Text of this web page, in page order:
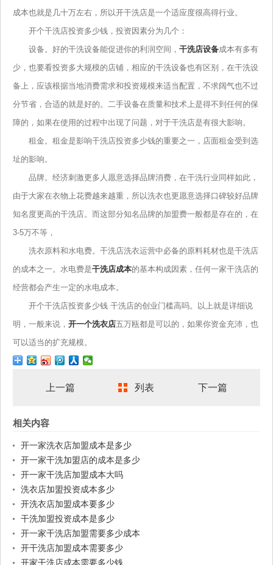
成本也就是几十万左右，所以开干洗店是一个适应度很高得行业。
开个干洗店投资多少钱，投资因素分为几个：
设备。好的干洗设备能促进你的利润空间， 干洗店设备成本有多有
少，也要看投资多大规模的店铺，相应的干洗设备也有区别，在干洗设
备上，应该根据当地消费需求和投资规模来适当配置，不求阔气也不过
分节省，合适的就是好的。二手设备在质量和技术上是得不到任何的保
障的，如果在使用的过程中出现了问题，对于干洗店是有很大影响。
租金。租金是影响干洗店投资多少钱的重要之一，店面租金受到选
址的影响。
品牌。经济刺激更多人愿意选择品牌消费，在干洗行业同样如此，
由于大家在衣物上花费越来越重，所以洗衣也更愿意选择口碑较好品牌
知名度更高的干洗店。而这部分知名品牌的加盟费一般都是存在的，在
3-5万不等，
洗衣原料和水电费。干洗店洗衣运营中必备的原料耗材也是干洗店
的成本之一。水电费是干洗店成本的基本构成因素，任何一家干洗店的
经营都会产生一定的水电成本。
开个干洗店投资多少钱 干洗店的创业门槛高吗。以上就是详细说
明，一般来说， 开一个洗衣店五万瓯都是可以的，如果你资金充沛，也
可以适当的扩充规模。
上一篇 列表 下一篇
相关内容
开一家洗衣店加盟成本是多少
开一家干洗加盟店的成本是多少
开一家干洗店加盟成本大吗
洗衣店加盟投资成本多少
开洗衣店加盟成本要多少
干洗加盟投资成本是多少
开一家干洗店加盟需要多少成本
开干洗店加盟成本需要多少
开家干洗店成本需要多少钱